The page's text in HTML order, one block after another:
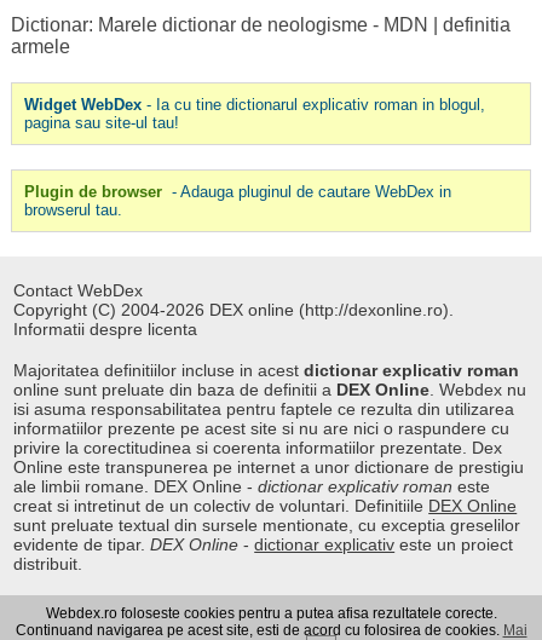
Dictionar: Marele dictionar de neologisme - MDN
definitia
armele
Widget WebDex- Ia cu tine dictionarul explicativ roman in blogul,
pagina sau site-ul tau!
Plugin de browser - Adauga pluginul de cautare WebDex in
browserul tau.
Contact WebDex
Copyright (C) 2004-2026 DEX online (http://dexonline.ro).
Informatii despre licenta
Majoritatea definitiilor incluse in acestdictionar explicativ roman
online sunt preluate din baza de definitii a DEX Online . Webdex nu
isi asuma responsabilitatea pentru faptele ce rezulta din utilizarea
informatiilor prezente pe acest site si nu are nici o raspundere cu
privire la corectitudinea si coerenta informatiilor prezentate. Dex
Online este transpunerea pe internet a unor dictionare de prestigiu
ale limbii romane. DEX Online -dictionar explicativ roman este
creat si intretinut de un colectiv de voluntari. Definitiile DEX Online
sunt preluate textual din sursele mentionate, cu exceptia greselilor
evidente de tipar.DEX Online -dictionar explicativ este un proiect
distribuit.
Curs valutar|Kurs walut|Pret fier vechi
Webdex.ro foloseste cookies pentru a putea afisa rezultatele corecte.
Continuand navigarea pe acest site, esti de acord cu folosirea de cookies. Mai